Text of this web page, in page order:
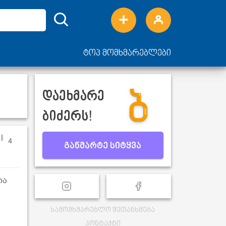
ტოპ მომხმარებლები
4
დაეხმარე
ბიძერს!
განმარტე სიტყვა
სამომხმარებლო შეთანხმება
კონტაქტი